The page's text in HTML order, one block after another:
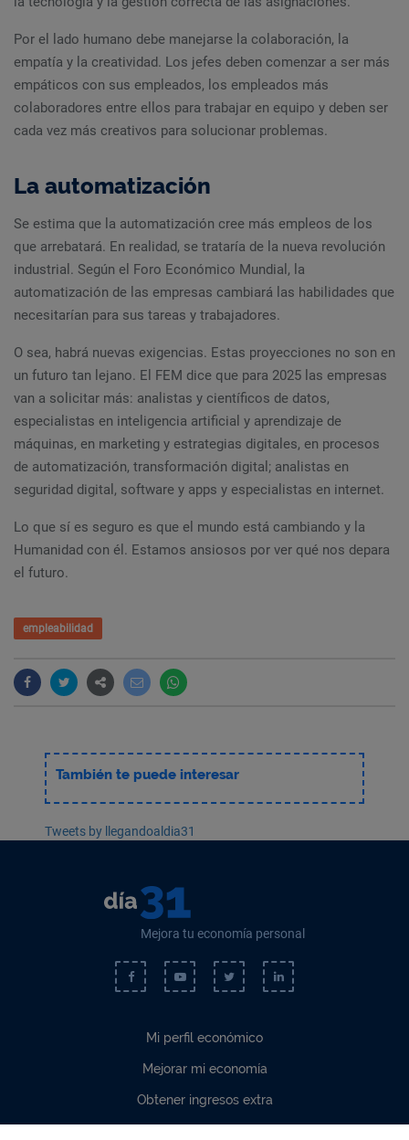
Por el lado humano debe manejarse la colaboración, la
empatía y la creatividad. Los jefes deben comenzar a ser más
empáticos con sus empleados, los empleados más
colaboradores entre ellos para trabajar en equipo y deben ser
cada vez más creativos para solucionar problemas.
La automatización
Se estima que la automatización cree más empleos de los
que arrebatará. En realidad, se trataría de la nueva revolución
industrial. Según el Foro Económico Mundial, la
automatización de las empresas cambiará las habilidades que
necesitarían para sus tareas y trabajadores.
O sea, habrá nuevas exigencias. Estas proyecciones no son en
un futuro tan lejano. El FEM dice que para 2025 las empresas
van a solicitar más: analistas y científicos de datos,
especialistas en inteligencia artificial y aprendizaje de
máquinas, en marketing y estrategias digitales, en procesos
de automatización, transformación digital; analistas en
seguridad digital, software y apps y especialistas en internet.
Lo que sí es seguro es que el mundo está cambiando y la
Humanidad con él. Estamos ansiosos por ver qué nos depara
el futuro.
empleabilidad
También te puede interesar
Tweets by llegandoaldia31
Mejora tu economía personal
Mi perfil económico
Mejorar mi economía
Obtener ingresos extra